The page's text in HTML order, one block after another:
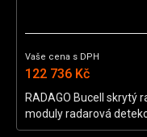
Vaše cena s DPH
122 736 Kč
RADAGO Bucell skrytý
moduly radarová
+ SIM Modulární